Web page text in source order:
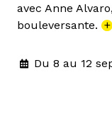
avec Anne
bouleversante. +
Du 8 au 12